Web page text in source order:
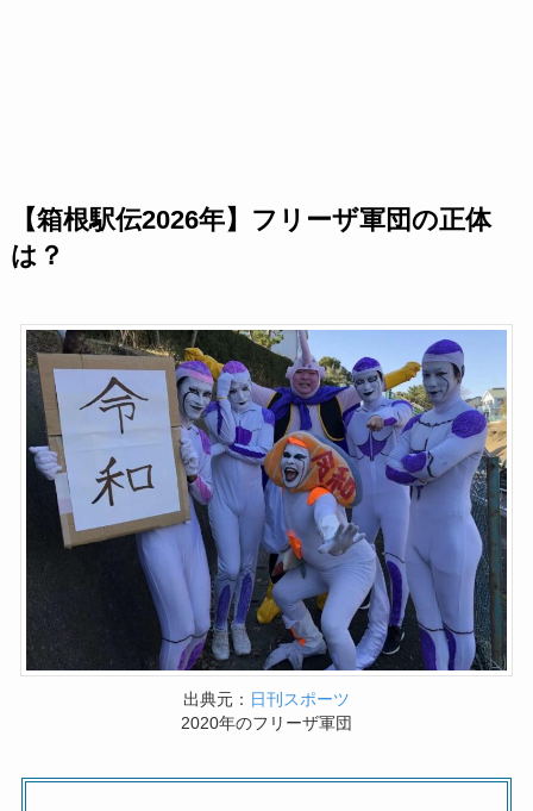
【箱根駅伝2026年】フリーザ軍団の正体
は？
出典元： 日刊スポーツ
2020年のフリーザ軍団